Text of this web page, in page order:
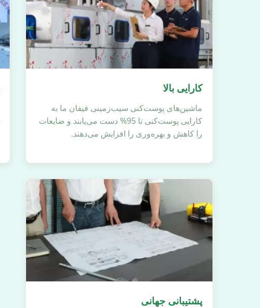
کارایی بالا
ماشین‌های پوست‌کنی سیب‌زمینی فیفان ما به
کارایی پوست‌کنی تا 95% دست می‌یابند و ضایعات
را کاهش و بهره‌وری را افزایش می‌دهند.
پشتیبانی جهانی